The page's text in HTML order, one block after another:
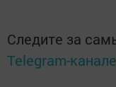
Следите за
Telegram-канале